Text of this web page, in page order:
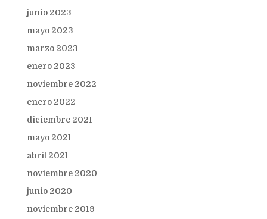
junio 2023
mayo 2023
marzo 2023
enero 2023
noviembre 2022
enero 2022
diciembre 2021
mayo 2021
abril 2021
noviembre 2020
junio 2020
noviembre 2019